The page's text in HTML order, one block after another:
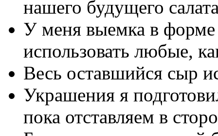
нашего будущего
У меня выемка в
использовать любые,
Весь оставшийся сыр
Украшения я
пока отставляем в